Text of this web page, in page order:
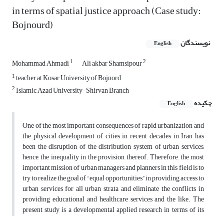
in terms of spatial justice approach (Case study:
Bojnourd)
نویسندگان English
Mohammad Ahmadi1 Ali akbar Shamsipour2
1teacher at Kosar University of Bojnord
2Islamic Azad University-Shirvan Branch
چکیده
English
One of the most important consequences of rapid urbanization and
the physical development of cities in recent decades in Iran has
been the disruption of the distribution system of urban services,
hence, the inequality in the provision thereof. Therefore, the most
important mission of urban managers and planners in this field is to
try to realize the goal of “equal opportunities” in providing access to
urban services for all urban strata and eliminate the conflicts in
providing educational and healthcare services and the like. The
present study is a developmental applied research in terms of its